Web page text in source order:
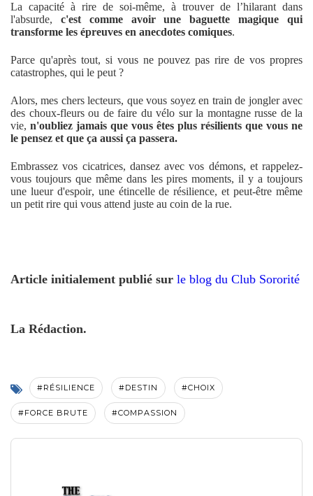
La capacité à rire de soi-même, à trouver de l’hilarant dans
l'absurde, c'est comme avoir une baguette magique qui
transforme les épreuves en anecdotes comiques.
Parce qu'après tout, si vous ne pouvez pas rire de vos propres
catastrophes, qui le peut ?
Alors, mes chers lecteurs, que vous soyez en train de jongler avec
des choux-fleurs ou de faire du vélo sur la montagne russe de la
vie, n'oubliez jamais que vous êtes plus résilients que vous ne
le pensez et que ça aussi ça passera.
Embrassez vos cicatrices, dansez avec vos démons, et rappelez-
vous toujours que même dans les pires moments, il y a toujours
une lueur d'espoir, une étincelle de résilience, et peut-être même
un petit rire qui vous attend juste au coin de la rue.
Article initialement publié sur le blog du Club Sororité
La Rédaction.
#RÉSILIENCE #DESTIN #CHOIX
#FORCE BRUTE #COMPASSION